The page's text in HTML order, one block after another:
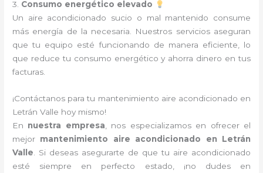
3. Consumo energético elevado
Un aire acondicionado sucio o mal mantenido consume
más energía de la necesaria. Nuestros servicios aseguran
que tu equipo esté funcionando de manera eficiente, lo
que reduce tu consumo energético y ahorra dinero en tus
facturas.
¡Contáctanos para tu mantenimiento aire acondicionado en
Letrán Valle hoy mismo!
En nuestra empresa , nos especializamos en ofrecer el
mejor mantenimiento aire acondicionado en Letrán
Valle . Si deseas asegurarte de que tu aire acondicionado
esté siempre en perfecto estado, ¡no dudes en